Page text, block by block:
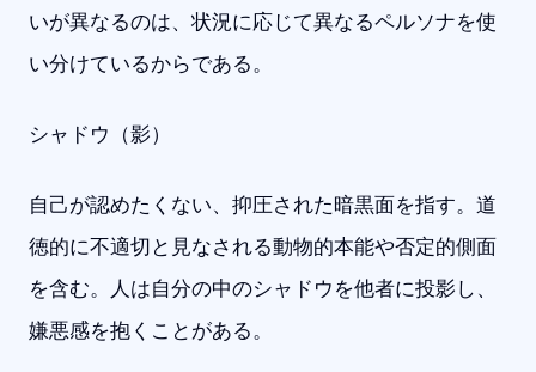
いが異なるのは、状況に応じて異なるペルソナを使
い分けているからである。
シャドウ（影）
自己が認めたくない、抑圧された暗黒面を指す。道
徳的に不適切と見なされる動物的本能や否定的側面
を含む。人は自分の中のシャドウを他者に投影し、
嫌悪感を抱くことがある。